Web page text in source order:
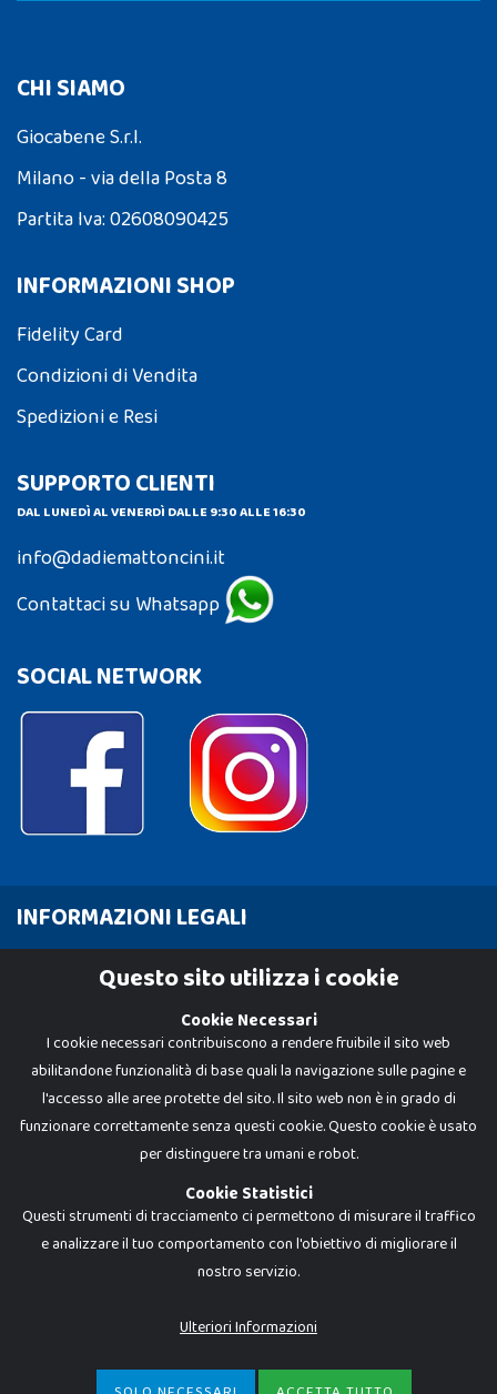
CHI SIAMO
Giocabene S.r.l.
Milano - via della Posta 8
Partita Iva: 02608090425
INFORMAZIONI SHOP
Fidelity Card
Condizioni di Vendita
Spedizioni e Resi
SUPPORTO CLIENTI
DAL LUNEDÌ AL VENERDÌ DALLE 9:30 ALLE 16:30
info@dadiemattoncini.it
Contattaci su Whatsapp
SOCIAL NETWORK
INFORMAZIONI LEGALI
Cookie Policy
Dadi e Mattoncini è un brand di Giocabene Srl. Ogni riproduzione o utilizzo non
I prezzi e le promozioni pubblicate potrebbero differire da quanto esposto in
P.IVA 02608090425 - REA AN201199 - C.S. 10.000 i.v.
Questo sito utilizza i cookie
Cookie Necessari
I cookie necessari contribuiscono a rendere fruibile il sito web
abilitandone funzionalità di base quali la navigazione sulle pagine e
l'accesso alle aree protette del sito. Il sito web non è in grado di
funzionare correttamente senza questi cookie. Questo cookie è usato
per distinguere tra umani e robot.
Cookie Statistici
Questi strumenti di tracciamento ci permettono di misurare il traffico
e analizzare il tuo comportamento con l'obiettivo di migliorare il
nostro servizio.
Ulteriori Informazioni